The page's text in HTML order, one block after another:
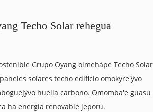
Techo Solar rehegua
Grupo Oyang oimehápe Techo Solar
solares techo edificio omokyre'ÿvo
huella carbono. Omomba'e guasu
ha energía renovable jeporu.